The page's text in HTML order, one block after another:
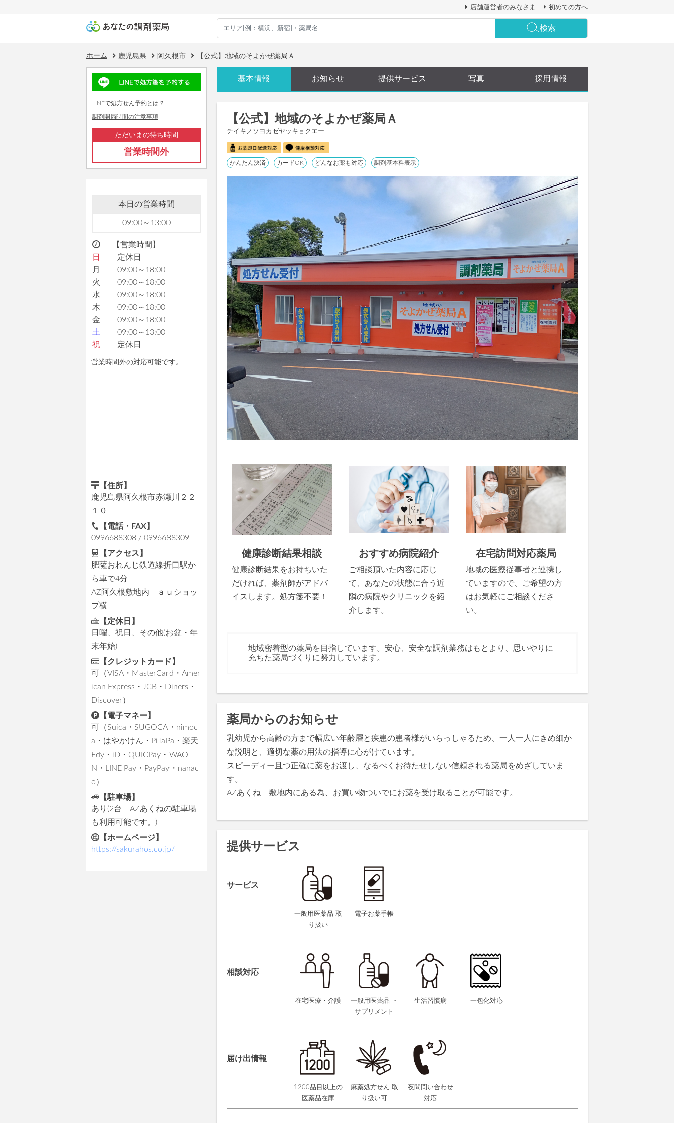
店舗運営者のみなさま 初めての方へ
検索
ホーム 鹿児島県 阿久根市 【公式】地域のそよかぜ薬局Ａ
LINEで処方せん予約とは？
調剤開局時間の注意事項
ただいまの待ち時間
営業時間外
本日の営業時間
09:00～13:00
【営業時間】
日
定休日
月
09:00～18:00
火
09:00～18:00
水
09:00～18:00
木
09:00～18:00
金
09:00～18:00
土
09:00～13:00
祝
定休日
営業時間外の対応可能です。
【住所】
鹿児島県阿久根市赤瀬川２２
１０
【電話・FAX】
0996688308 / 0996688309
【アクセス】
肥薩おれんじ鉄道線折口駅か
ら車で4分
AZ阿久根敷地内 ａｕショッ
プ横
【定休日】
日曜、祝日、その他(お盆・年
末年始)
【クレジットカード】
可（VISA・MasterCard・Amer
ican Express・JCB・Diners・
Discover）
【電子マネー】
可（Suica・SUGOCA・nimoc
a・はやかけん・PiTaPa・楽天
Edy・iD・QUICPay・WAO
N・LINE Pay・PayPay・nanac
o）
【駐車場】
あり(2台 AZあくねの駐車場
も利用可能です。)
【ホームページ】
https://sakurahos.co.jp/
基本情報 お知らせ 提供サービス 写真 採用情報
【公式】地域のそよかぜ薬局Ａ
チイキノソヨカゼヤッキョクエー
かんたん決済 カードOK どんなお薬も対応 調剤基本料表示
健康診断結果相談
健康診断結果をお持ちいた
だければ、薬剤師がアドバ
イスします。処方箋不要！
おすすめ病院紹介
ご相談頂いた内容に応じ
て、あなたの状態に合う近
隣の病院やクリニックを紹
介します。
在宅訪問対応薬局
地域の医療従事者と連携し
ていますので、ご希望の方
はお気軽にご相談くださ
い。
地域密着型の薬局を目指しています。安心、安全な調剤業務はもとより、思いやりに
充ちた薬局づくりに努力しています。
薬局からのお知らせ
乳幼児から高齢の方まで幅広い年齢層と疾患の患者様がいらっしゃるため、一人一人にきめ細か
な説明と、適切な薬の用法の指導に心がけています。
スピーディー且つ正確に薬をお渡し、なるべくお待たせしない信頼される薬局をめざしていま
す。
AZあくね 敷地内にある為、お買い物ついでにお薬を受け取ることが可能です。
提供サービス
サービス
一般用医薬品 取
り扱い
電子お薬手帳
相談対応
在宅医療・介護
一般用医薬品 ・
サプリメント
生活習慣病 一包化対応
届け出情報
1200品目以上の
医薬品在庫
麻薬処方せん 取
り扱い可
夜間問い合わせ
対応